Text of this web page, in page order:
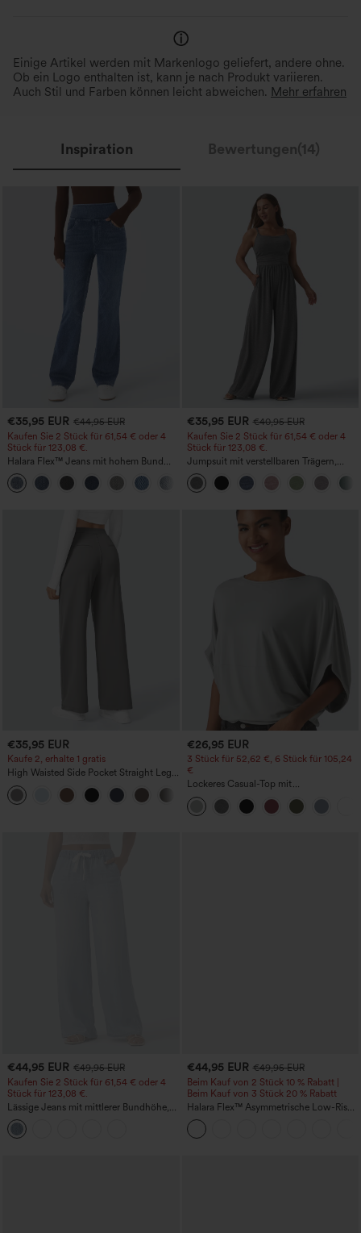
Einige Artikel werden mit Markenlogo geliefert, andere ohne.
Ob ein Logo enthalten ist, kann je nach Produkt variieren.
Auch Stil und Farben können leicht abweichen. Mehr erfahren
Inspiration Bewertungen(14)
€35,95 EUR €44,95 EUR
Kaufen Sie 2 Stück für 61,54 € oder 4
Stück für 123,08 €.
Halara Flex™ Jeans mit hohem Bund
und Taschen, gewaschener, lässiger
Bootcut
+5
€35,95 EUR €40,95 EUR
Kaufen Sie 2 Stück für 61,54 € oder 4
Stück für 123,08 €.
Jumpsuit mit verstellbaren Trägern,
gerafftem Detail, weitem Bein und
meliertem Stoff, lässig, mit Taschen -
Easy Peezy
€35,95 EUR
Kaufe 2, erhalte 1 gratis
High Waisted Side Pocket Straight Leg
Work Pants
€26,95 EUR
3 Stück für 52,62 €, 6 Stück für 105,24
€
Lockeres Casual-Top mit
Rundhalsausschnitt und
Fledermausärmeln
€44,95 EUR €49,95 EUR
Kaufen Sie 2 Stück für 61,54 € oder 4
Stück für 123,08 €.
Lässige Jeans mit mittlerer Bundhöhe,
Kordelzug und Taschen
€44,95 EUR €49,95 EUR
Beim Kauf von 2 Stück 10 % Rabatt |
Beim Kauf von 3 Stück 20 % Rabatt
Halara Flex™ Asymmetrische Low-Rise-
Jeans mit Reißverschlusstaschen,
Baggy-Stil, weitem Bein, gewaschen,
lässig